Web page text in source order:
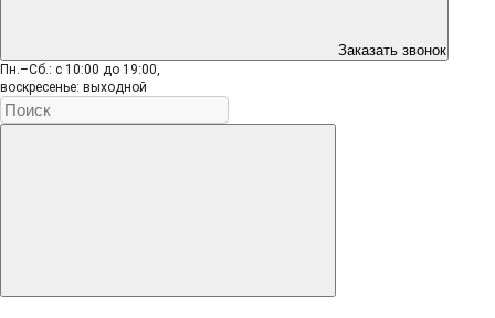
Заказать звонок
Пн.–Сб.: с 10:00 до 19:00,
воскресенье: выходной